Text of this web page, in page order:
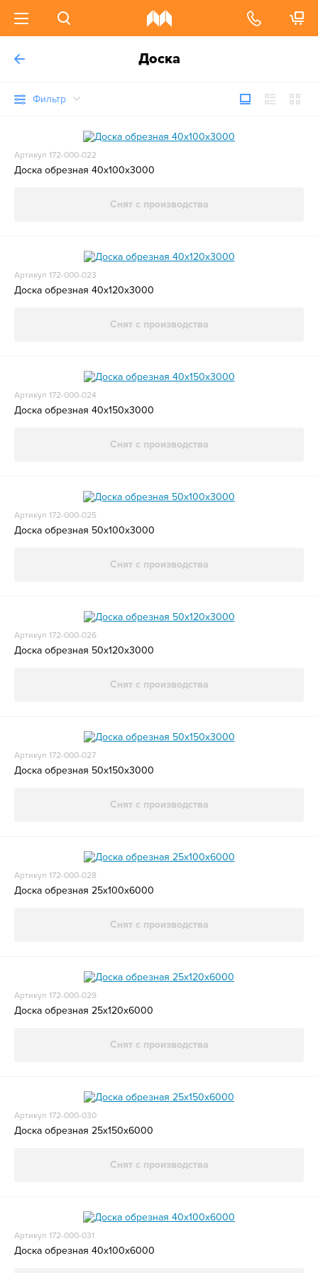
Доска
Фильтр
Артикул 172-000-022
Доска обрезная 40x100x3000
Снят с производства
Артикул 172-000-023
Доска обрезная 40x120x3000
Снят с производства
Артикул 172-000-024
Доска обрезная 40x150x3000
Снят с производства
Артикул 172-000-025
Доска обрезная 50x100x3000
Снят с производства
Артикул 172-000-026
Доска обрезная 50x120x3000
Снят с производства
Артикул 172-000-027
Доска обрезная 50x150x3000
Снят с производства
Артикул 172-000-028
Доска обрезная 25x100x6000
Снят с производства
Артикул 172-000-029
Доска обрезная 25x120x6000
Снят с производства
Артикул 172-000-030
Доска обрезная 25x150x6000
Снят с производства
Артикул 172-000-031
Доска обрезная 40x100x6000